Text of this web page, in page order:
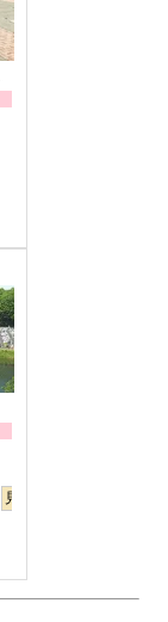
見晴らし・眺望